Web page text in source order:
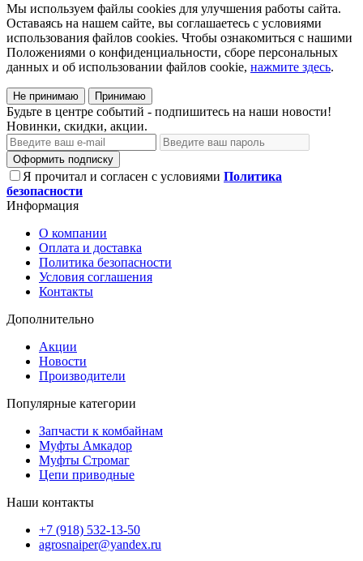
Мы используем файлы cookies для улучшения работы сайта.
Оставаясь на нашем сайте, вы соглашаетесь с условиями
использования файлов cookies. Чтобы ознакомиться с нашими
Положениями о конфиденциальности, сборе персональных
данных и об использовании файлов cookie, нажмите здесь.
Не принимаю Принимаю
Будьте в центре событий - подпишитесь на наши новости!
Новинки, скидки, акции.
Оформить подписку
Я прочитал и согласен с условиями Политика
безопасности
Информация
О компании
Оплата и доставка
Политика безопасности
Условия соглашения
Контакты
Дополнительно
Акции
Новости
Производители
Популярные категории
Запчасти к комбайнам
Муфты Амкадор
Муфты Стромаг
Цепи приводные
Наши контакты
+7 (918) 532-13-50
agrosnaiper@yandex.ru